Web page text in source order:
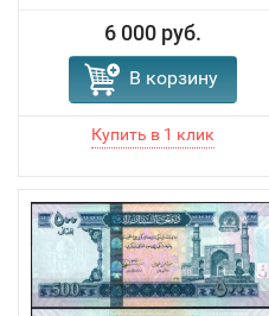
6 000 руб.
В корзину